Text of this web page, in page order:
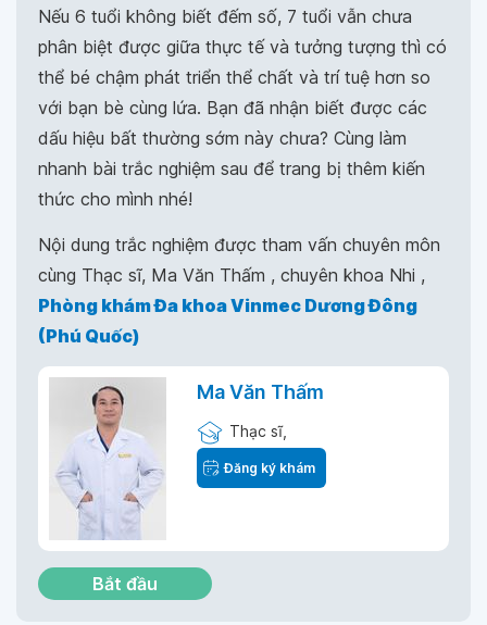
Nếu 6 tuổi không biết đếm số, 7 tuổi vẫn chưa
phân biệt được giữa thực tế và tưởng tượng thì có
thể bé chậm phát triển thể chất và trí tuệ hơn so
với bạn bè cùng lứa. Bạn đã nhận biết được các
dấu hiệu bất thường sớm này chưa? Cùng làm
nhanh bài trắc nghiệm sau để trang bị thêm kiến
thức cho mình nhé!
Nội dung trắc nghiệm được tham vấn chuyên môn
cùng Thạc sĩ, Ma Văn Thấm , chuyên khoa Nhi ,
Phòng khám Đa khoa Vinmec Dương Đông
(Phú Quốc)
Ma Văn Thấm
Thạc sĩ,
Đăng ký khám
Bắt đầu